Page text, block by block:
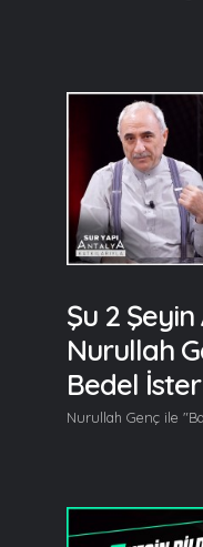
Şu 2
Nurullah
Bedel İster